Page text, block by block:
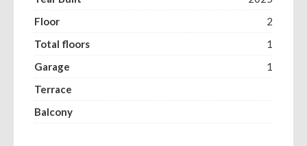
Floor
2
Total floors
1
Garage
1
Terrace
Balcony